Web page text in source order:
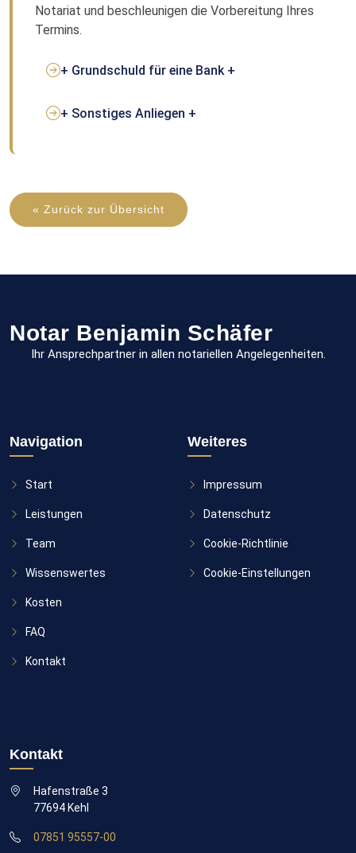
Notariat und beschleunigen die Vorbereitung Ihres
Termins.
+ Grundschuld für eine Bank +
+ Sonstiges Anliegen +
« Zurück zur Übersicht
Notar Benjamin Schäfer
Ihr Ansprechpartner in allen notariellen Angelegenheiten.
Navigation
Start
Leistungen
Team
Wissenswertes
Kosten
FAQ
Kontakt
Weiteres
Impressum
Datenschutz
Cookie-Richtlinie
Cookie-Einstellungen
Kontakt
Hafenstraße 3
77694 Kehl
07851 95557-00